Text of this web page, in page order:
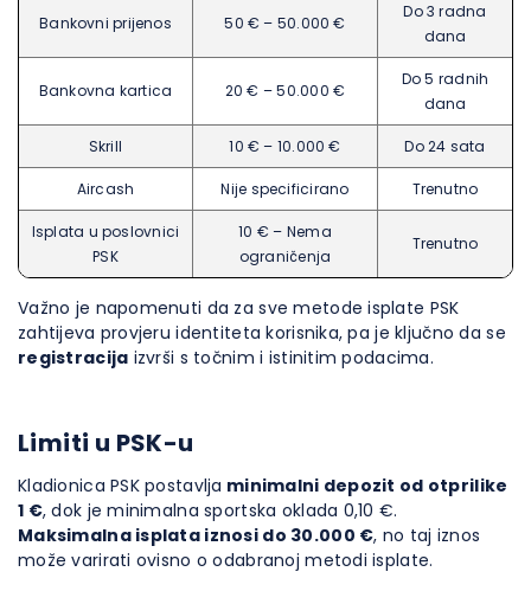
Bankovni prijenos 50 € – 50.000 €
Do 3 radna
dana
Bankovna kartica 20 € – 50.000 €
Do 5 radnih
dana
Skrill 10 € – 10.000 € Do 24 sata
Aircash Nije specificirano Trenutno
Isplata u poslovnici
PSK
10 € – Nema
ograničenja
Trenutno
Važno je napomenuti da za sve metode isplate PSK
zahtijeva provjeru identiteta korisnika, pa je ključno da se
registracija izvrši s točnim i istinitim podacima.
Limiti u PSK-u
Kladionica PSK postavlja minimalni depozit od otprilike
1 €, dok je minimalna sportska oklada 0,10 €.
Maksimalna isplata iznosi do 30.000 €, no taj iznos
može varirati ovisno o odabranoj metodi isplate.